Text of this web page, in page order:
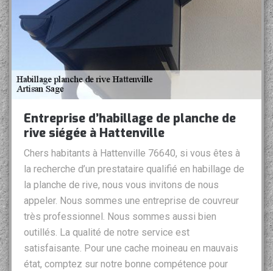
Entreprise d’habillage de planche de
rive siégée à Hattenville
Chers habitants à Hattenville 76640, si vous êtes à
la recherche d’un prestataire qualifié en habillage de
la planche de rive, nous vous invitons de nous
appeler. Nous sommes une entreprise de couvreur
très professionnel. Nous sommes aussi bien
outillés. La qualité de notre service est
satisfaisante. Pour une cache moineau en mauvais
état, comptez sur notre bonne compétence pour